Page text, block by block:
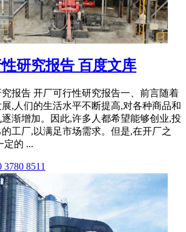
研究报告 百度文库
报告 开厂可行性研究报告一、前言随着
,人们的生活水平不断提高,对各种商品和
渐增加。因此,许多人都希望能够创业,投
工厂,以满足市场需求。但是,在开厂之
定的 ...
8511